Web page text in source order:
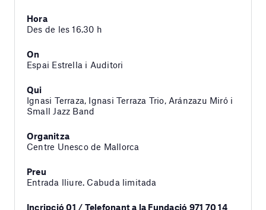
Hora
Des de les 16.30 h
On
Espai Estrella i Auditori
Qui
Ignasi Terraza, Ignasi Terraza Trio, Aránzazu Miró i
Small Jazz Band
Organitza
Centre Unesco de Mallorca
Preu
Entrada lliure. Cabuda limitada
Incripció 01 / Telefonant a la Fundació 971 70 14